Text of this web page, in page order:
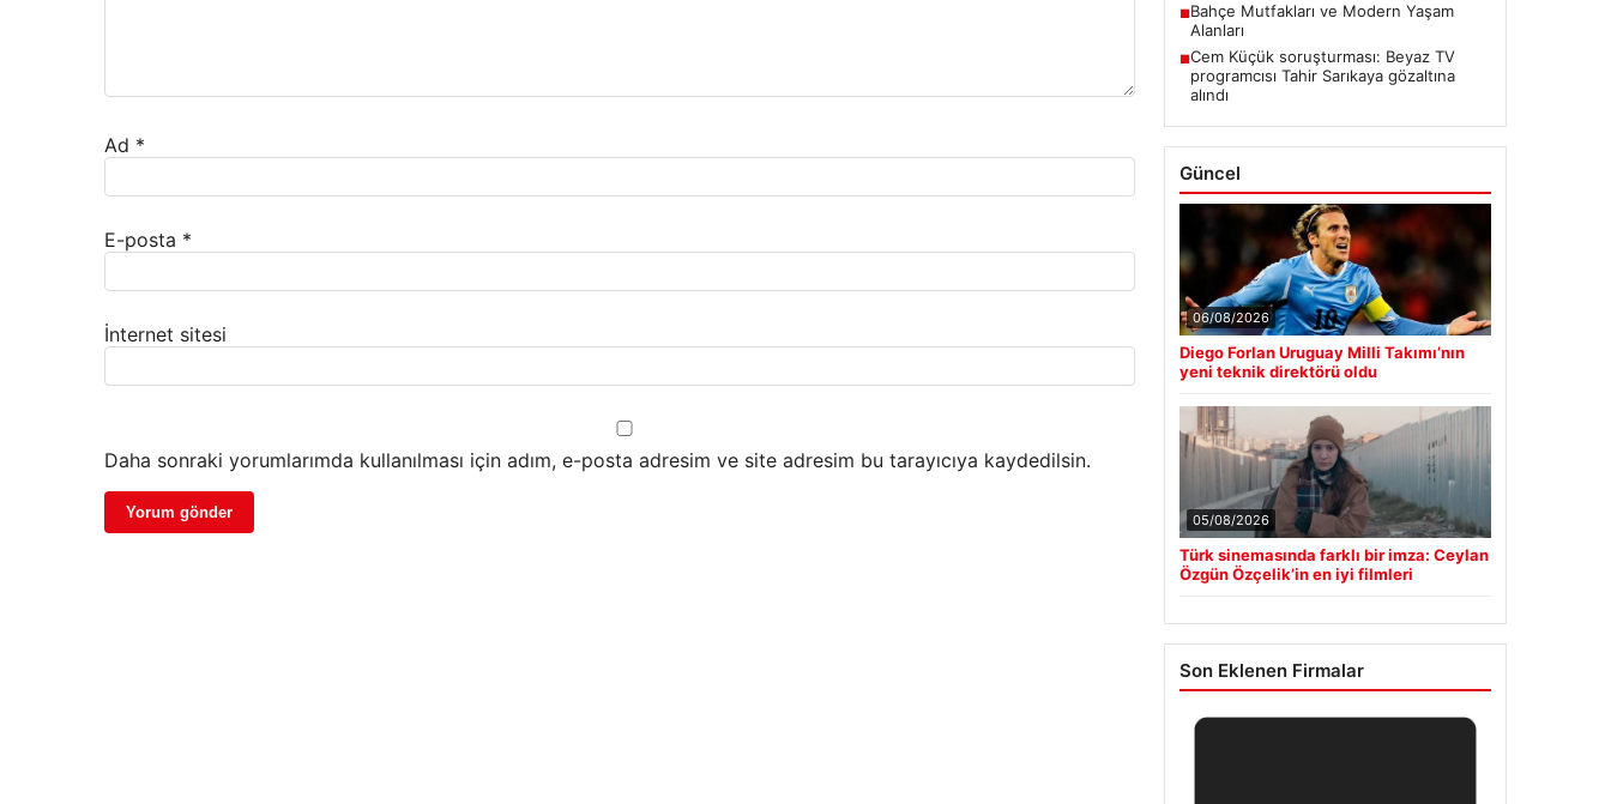
Ad *
E-posta *
İnternet sitesi
Daha sonraki yorumlarımda kullanılması için adım, e-posta adresim ve site adresim bu tarayıcıya kaydedilsin.
■Bahçe Mutfakları ve Modern Yaşam
Alanları
■Cem Küçük soruşturması: Beyaz TV
programcısı Tahir Sarıkaya gözaltına
alındı
Güncel
06/08/2026
Diego Forlan Uruguay Milli Takımı’nın
yeni teknik direktörü oldu
05/08/2026
Türk sinemasında farklı bir imza: Ceylan
Özgün Özçelik’in en iyi filmleri
Son Eklenen Firmalar